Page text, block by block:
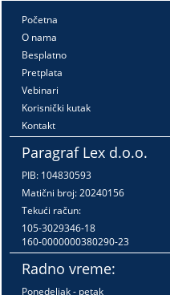
Početna
O nama
Besplatno
Pretplata
Vebinari
Korisnički kutak
Kontakt
Paragraf Lex d.o.o.
PIB: 104830593
Matični broj: 20240156
Tekući račun:
105-3029346-18
160-0000000380290-23
Radno vreme:
Ponedeljak - petak